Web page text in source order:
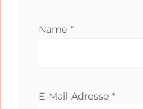
Name *
E-Mail-Adresse *